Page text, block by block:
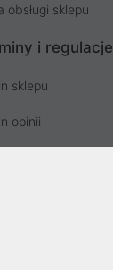
obsługi sklepu
i regulacje
sklepu
opinii